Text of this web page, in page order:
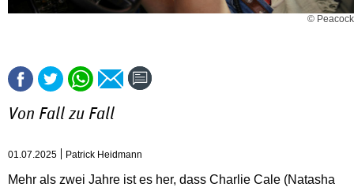
© Peacock
Von Fall zu Fall
01.07.2025 Patrick Heidmann
Mehr als zwei Jahre ist es her, dass Charlie Cale (Natasha